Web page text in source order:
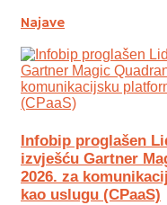
Najave
Infobip proglašen
izvješću Gartner
2026. za
kao uslugu (CPaaS)